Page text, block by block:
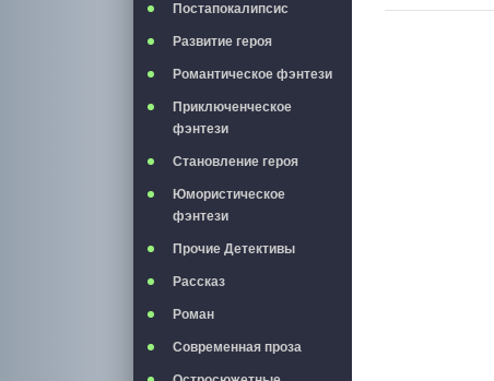
Постапокалипсис
Развитие героя
Романтическое фэнтези
Приключенческое
фэнтези
Становление героя
Юмористическое
фэнтези
Прочие Детективы
Рассказ
Роман
Современная проза